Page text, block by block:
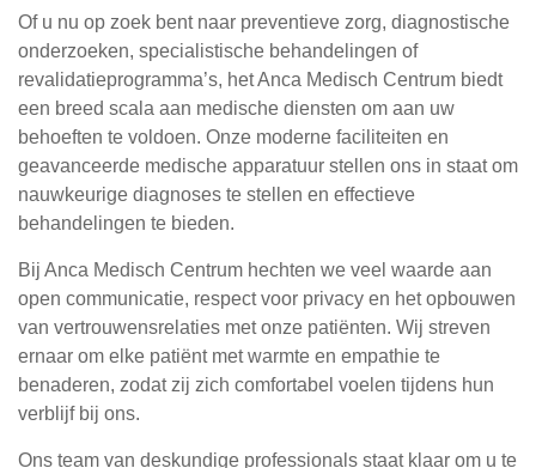
Of u nu op zoek bent naar preventieve zorg, diagnostische
onderzoeken, specialistische behandelingen of
revalidatieprogramma’s, het Anca Medisch Centrum biedt
een breed scala aan medische diensten om aan uw
behoeften te voldoen. Onze moderne faciliteiten en
geavanceerde medische apparatuur stellen ons in staat om
nauwkeurige diagnoses te stellen en effectieve
behandelingen te bieden.
Bij Anca Medisch Centrum hechten we veel waarde aan
open communicatie, respect voor privacy en het opbouwen
van vertrouwensrelaties met onze patiënten. Wij streven
ernaar om elke patiënt met warmte en empathie te
benaderen, zodat zij zich comfortabel voelen tijdens hun
verblijf bij ons.
Ons team van deskundige professionals staat klaar om u te